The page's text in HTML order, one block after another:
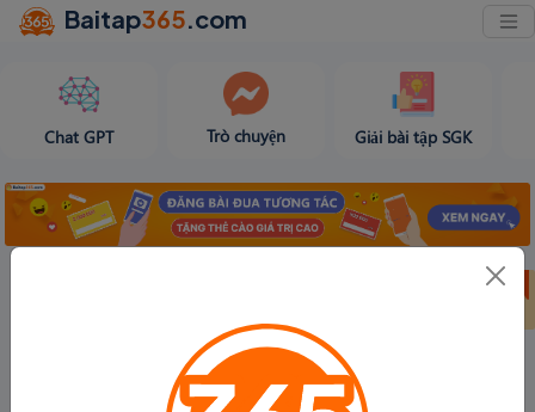
Baitap365.com
Chat GPT Trò chuyện Giải bài tập SGK
Bảng thành tích